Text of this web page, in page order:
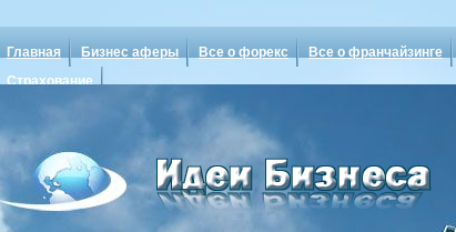
Главная Бизнес аферы Все о форекс Все о франчайзинге
Страхование